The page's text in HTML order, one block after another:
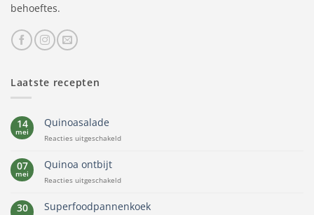
behoeftes.
Laatste recepten
14
mei
Quinoasalade
Reacties uitgeschakeldvoor
07
mei
Quinoa ontbijt
Reacties uitgeschakeldvoor
ontbijt
30 Superfoodpannenkoek